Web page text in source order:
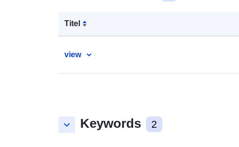
Titel
view
keyboard_arrow_down Keywords 2